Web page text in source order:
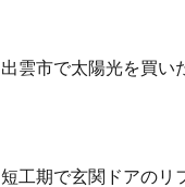
出雲市で太陽光を買い
短工期で玄関ドアのリ